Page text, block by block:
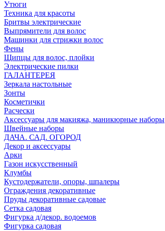
Утюги
Техника для красоты
Бритвы электрические
Выпрямители для волос
Машинки для стрижки волос
Фены
Щипцы для волос, плойки
Электрические пилки
ГАЛАНТЕРЕЯ
Зеркала настольные
Зонты
Косметички
Расчески
Аксессуары для макияжа, маникюрные наборы
Швейные наборы
ДАЧА. САД. ОГОРОД
Декор и аксессуары
Арки
Газон искусственный
Клумбы
Кустодержатели, опоры, шпалеры
Ограждения декоративные
Пруды декоративные садовые
Сетка садовая
Фигурка д/декор. водоемов
Фигурка садовая